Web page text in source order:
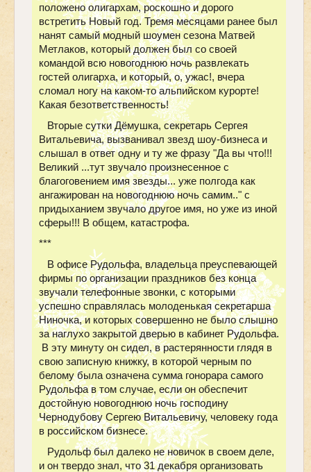
положено олигархам, роскошно и дорого
встретить Новый год. Тремя месяцами ранее был
нанят самый модный шоумен сезона Матвей
Метлаков, который должен был со своей
командой всю новогоднюю ночь развлекать
гостей олигарха, и который, о, ужас!, вчера
сломал ногу на каком-то альпийском курорте!
Какая безответственность!
Вторые сутки Дёмушка, секретарь Сергея
Витальевича, вызванивал звезд шоу-бизнеса и
слышал в ответ одну и ту же фразу "Да вы что!!!
Великий ...тут звучало произнесенное с
благоговением имя звезды... уже полгода как
ангажирован на новогоднюю ночь самим.." с
придыханием звучало другое имя, но уже из иной
сферы!!! В общем, катастрофа.
***
В офисе Рудольфа, владельца преуспевающей
фирмы по организации праздников без конца
звучали телефонные звонки, с которыми
успешно справлялась молоденькая секретарша
Ниночка, и которых совершенно не было слышно
за наглухо закрытой дверью в кабинет Рудольфа.
В эту минуту он сидел, в растерянности глядя в
свою записную книжку, в которой черным по
белому была означена сумма гонорара самого
Рудольфа в том случае, если он обеспечит
достойную новогоднюю ночь господину
Чернодубову Сергею Витальевичу, человеку года
в российском бизнесе.
Рудольф был далеко не новичок в своем деле,
и он твердо знал, что 31 декабря организовать